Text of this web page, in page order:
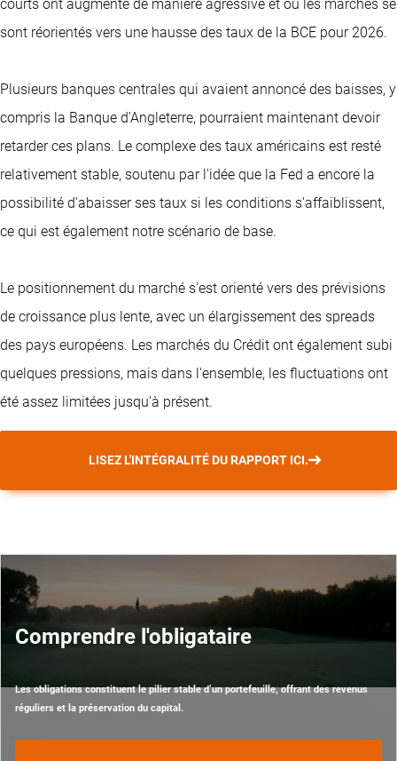
courts ont augmenté de manière agressive et où les marchés se
sont réorientés vers une hausse des taux de la BCE pour 2026.
Plusieurs banques centrales qui avaient annoncé des baisses, y
compris la Banque d'Angleterre, pourraient maintenant devoir
retarder ces plans. Le complexe des taux américains est resté
relativement stable, soutenu par l'idée que la Fed a encore la
possibilité d'abaisser ses taux si les conditions s'affaiblissent,
ce qui est également notre scénario de base.
Le positionnement du marché s'est orienté vers des prévisions
de croissance plus lente, avec un élargissement des spreads
des pays européens. Les marchés du Crédit ont également subi
quelques pressions, mais dans l'ensemble, les fluctuations ont
été assez limitées jusqu'à présent.
LISEZ L'INTÉGRALITÉ DU RAPPORT ICI.
Comprendre l'obligataire
Les obligations constituent le pilier stable d’un portefeuille, offrant des revenus
réguliers et la préservation du capital.